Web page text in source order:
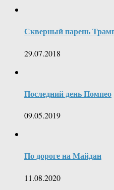
Скверный парень
29.07.2018
Последний день Помпео
09.05.2019
По дороге на Майдан
11.08.2020